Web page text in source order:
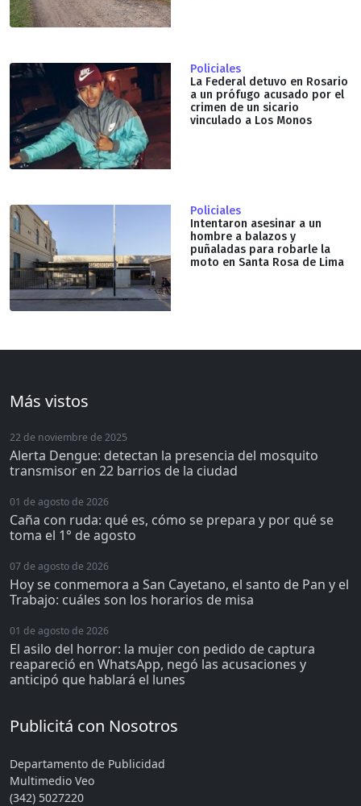
Policiales
La Federal detuvo en Rosario
a un prófugo acusado por el
crimen de un sicario
vinculado a Los Monos
Policiales
Intentaron asesinar a un
hombre a balazos y
puñaladas para robarle la
moto en Santa Rosa de Lima
Más vistos
22 de noviembre de 2025
Alerta Dengue: detectan la presencia del mosquito
transmisor en 22 barrios de la ciudad
01 de agosto de 2026
Caña con ruda: qué es, cómo se prepara y por qué se
toma el 1° de agosto
07 de agosto de 2026
Hoy se conmemora a San Cayetano, el santo de Pan y el
Trabajo: cuáles son los horarios de misa
01 de agosto de 2026
El asilo del horror: la mujer con pedido de captura
reapareció en WhatsApp, negó las acusaciones y
anticipó que hablará el lunes
Publicitá con Nosotros
Departamento de Publicidad
Multimedio Veo
(342) 5027220